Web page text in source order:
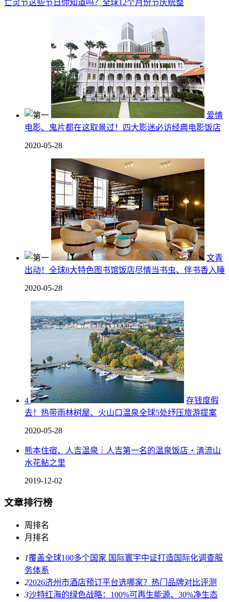
亡灵节这些节日你知道吗？全球12个月份节庆统整
爱情
电影、鬼片都在这取景过！四大影迷必访经典电影饭店
2020-05-28
文青
出动！全球8大特色图书馆饭店尽情当书虫、伴书香入睡
2020-05-28
4
存钱度假
去！热带雨林树屋、火山口温泉全球5处纾压旅游提案
2020-05-28
熊本住宿、人吉温泉｜人吉第一名的温泉饭店・清流山
水花鲇之里
2019-12-02
文章排行榜
周排名
月排名
1覆盖全球100多个国家 国际寰宇中证打造国际化调查服
务体系
22026济州市酒店预订平台选哪家？热门品牌对比评测
3沙特红海的绿色战略：100%可再生能源、30%净生态